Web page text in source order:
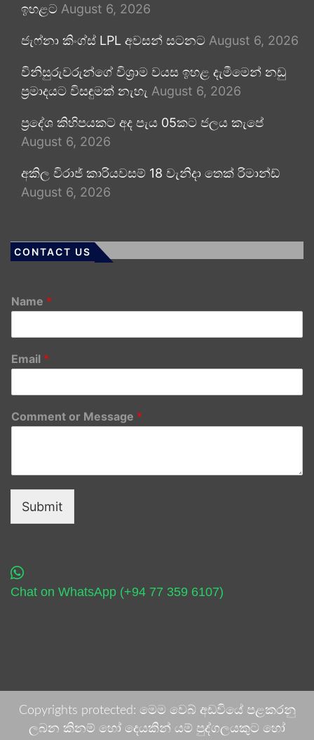
ඉහළට August 6, 2026
ජැෆ්නා කිංග්ස් LPL අවසන් සටනට August 6, 2026
විනිසුරුවරුන්ගේ විශ්‍රාම වයස ඉහළ දැමීමෙන් නඩු
ප්‍රමාදයට විසඳුමක් නැහැ August 6, 2026
ප්‍රදේශ කිහිපයකට අද පැය 05කට ජලය කැපේ
August 6, 2026
අකිල විරාජ් කාරියවසම් 18 වැනිදා තෙක් රිමාන්ඩ්
August 6, 2026
CONTACT US
Name *
Email *
Comment or Message *
Submit
Chat on WhatsApp (+94 77 359 6107)
Copyrights protected: මෙම වෙබ් අඩවියේ පළකරනු
ලබන කිනම් හෝ දෙයකින් යම් පුද්ගලයකුට හෝ